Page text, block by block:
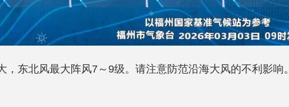
东北风最大阵风7～9级。请注意防范沿海大风的不利影响。